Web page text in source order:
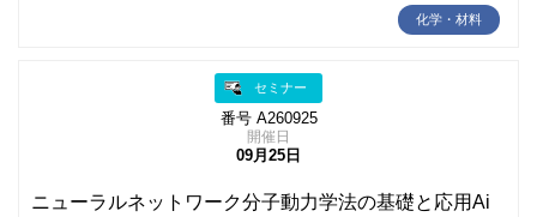
化学・材料
セミナー
番号 A260925
開催日
09月25日
ニューラルネットワーク分子動力学法の基礎と応用Ai